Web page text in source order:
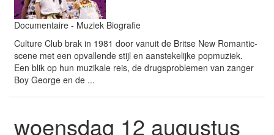
Documentaire - Muziek Biografie
Culture Club brak in 1981 door vanuit de Britse New Romantic-
scene met een opvallende stijl en aanstekelijke popmuziek.
Een blik op hun muzikale reis, de drugsproblemen van zanger
Boy George en de ...
woensdag 12 augustus